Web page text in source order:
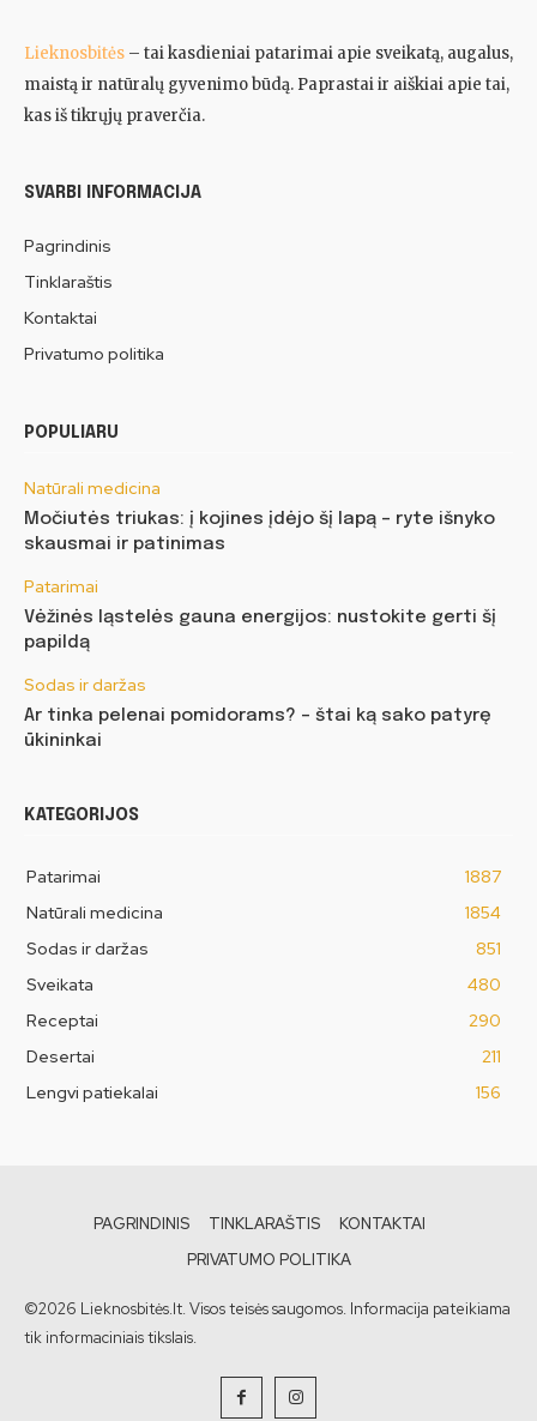
Lieknosbitės – tai kasdieniai patarimai apie sveikatą, augalus,
maistą ir natūralų gyvenimo būdą. Paprastai ir aiškiai apie tai,
kas iš tikrųjų praverčia.
SVARBI INFORMACIJA
Pagrindinis
Tinklaraštis
Kontaktai
Privatumo politika
POPULIARU
Natūrali medicina
Močiutės triukas: į kojines įdėjo šį lapą – ryte išnyko
skausmai ir patinimas
Patarimai
Vėžinės ląstelės gauna energijos: nustokite gerti šį
papildą
Sodas ir daržas
Ar tinka pelenai pomidorams? – štai ką sako patyrę
ūkininkai
KATEGORIJOS
Patarimai
1887
Natūrali medicina
1854
Sodas ir daržas
851
Sveikata
480
Receptai
290
Desertai
211
Lengvi patiekalai
156
PAGRINDINIS TINKLARAŠTIS
KONTAKTAI
PRIVATUMO POLITIKA
©2026 Lieknosbitės.lt. Visos teisės saugomos. Informacija pateikiama
tik informaciniais tikslais.